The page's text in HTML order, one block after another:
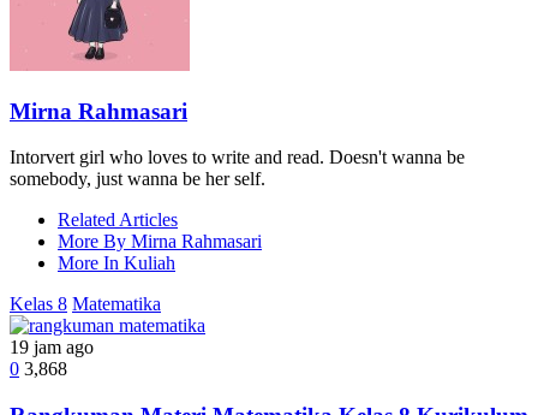
Mirna Rahmasari
Intorvert girl who loves to write and read. Doesn't wanna be
somebody, just wanna be her self.
Related Articles
More By Mirna Rahmasari
More In Kuliah
Kelas 8 Matematika
19 jam ago
0 3,868